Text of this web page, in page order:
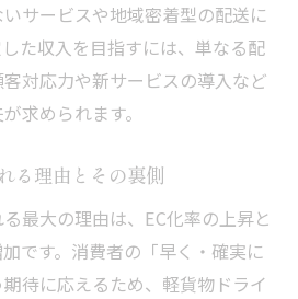
サービスや地域密着型の配送に
た収入を目指すには、単なる配
対応力や新サービスの導入など
求められます。
る理由とその裏側
最大の理由は、EC化率の上昇と
です。消費者の「早く・確実に
待に応えるため、軽貨物ドライ